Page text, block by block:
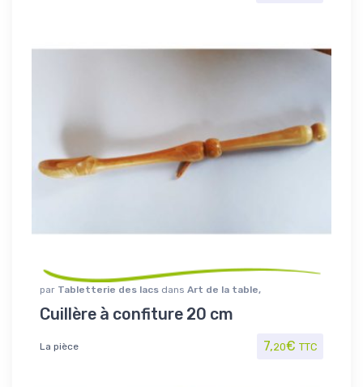
par Tabletterie des lacs dans Art de la table,
Cuillère à confiture 20 cm
La pièce 7,20€ TTC